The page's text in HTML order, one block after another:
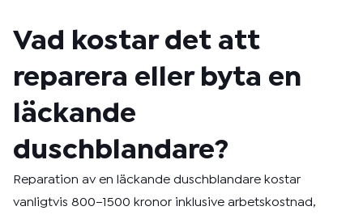
Vad kostar det att
reparera eller byta en
läckande
duschblandare?
Reparation av en läckande duschblandare kostar
vanligtvis 800–1500 kronor inklusive arbetskostnad,